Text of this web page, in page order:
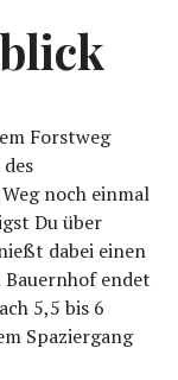
Forstweg
noch einmal
Du über
dabei einen
Bauernhof endet
5,5 bis 6
Spaziergang